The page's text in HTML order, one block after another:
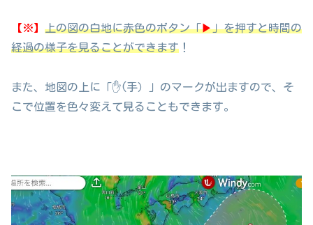
【※】 上の図の白地に赤色のボタン「▶」を押すと時間の
経過の様子を見ることができます ！
また、地図の上に「✋(手）」のマークが出ますので、そ
こで位置を色々変えて見ることもできます。